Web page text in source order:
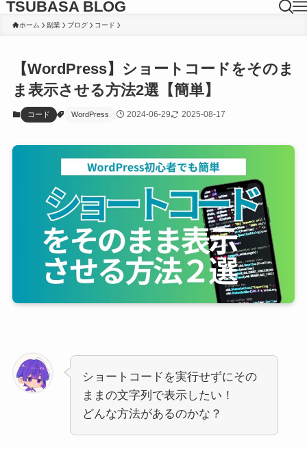
TSUBASA BLOG
ホーム 副業 ブログ コード
【WordPress】ショートコードをそのま
ま表示させる方法2選【簡単】
コード WordPress 2024-06-29 2025-08-17
ショートコードを実行せずにその
ままの文字列で表示したい！
どんな方法があるのかな？